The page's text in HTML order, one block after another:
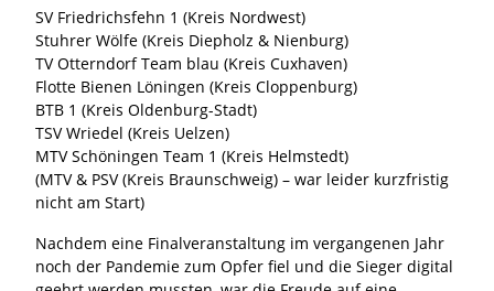
SV Friedrichsfehn 1 (Kreis Nordwest)
Stuhrer Wölfe (Kreis Diepholz & Nienburg)
TV Otterndorf Team blau (Kreis Cuxhaven)
Flotte Bienen Löningen (Kreis Cloppenburg)
BTB 1 (Kreis Oldenburg-Stadt)
TSV Wriedel (Kreis Uelzen)
MTV Schöningen Team 1 (Kreis Helmstedt)
(MTV & PSV (Kreis Braunschweig) – war leider kurzfristig
nicht am Start)
Nachdem eine Finalveranstaltung im vergangenen Jahr
noch der Pandemie zum Opfer fiel und die Sieger digital